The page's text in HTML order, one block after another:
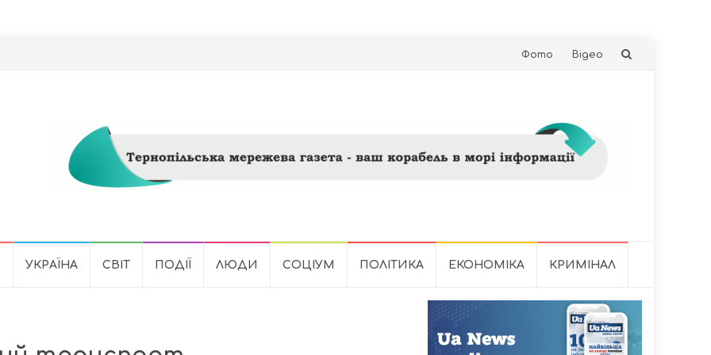
Skip
Фото Відео
УКРАЇНА СВІТ ПОДІЇ ЛЮДИ СОЦІУМ ПОЛІТИКА ЕКОНОМІКА КРИМІНАЛ